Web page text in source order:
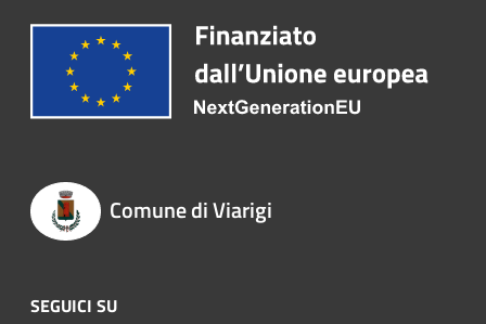
Comune di Viarigi
SEGUICI SU